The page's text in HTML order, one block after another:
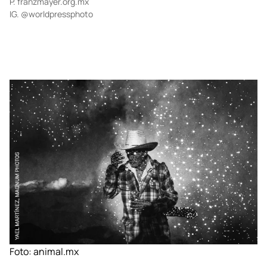
IG. @worldpressphoto
Foto:animal.mx